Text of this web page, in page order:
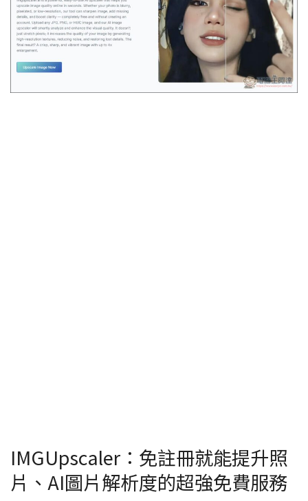
IMGUpscaler：免註冊就能提升照
片、AI圖片解析度的超強免費服務